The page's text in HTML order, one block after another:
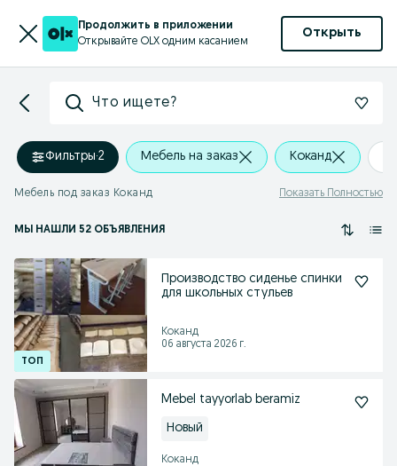
Продолжить в приложении
Открывайте OLX одним касанием
Открыть
Что ищете?
Фильтры·2 Мебель на заказ Коканд
Мебель под заказ Коканд Показать Полностью
МЫ НАШЛИ 52 ОБЪЯВЛЕНИЯ
Производство сиденье спинки
для школьных стульев
Коканд
06 августа 2026 г.
Mebel tayyorlab beramiz
Новый
Коканд